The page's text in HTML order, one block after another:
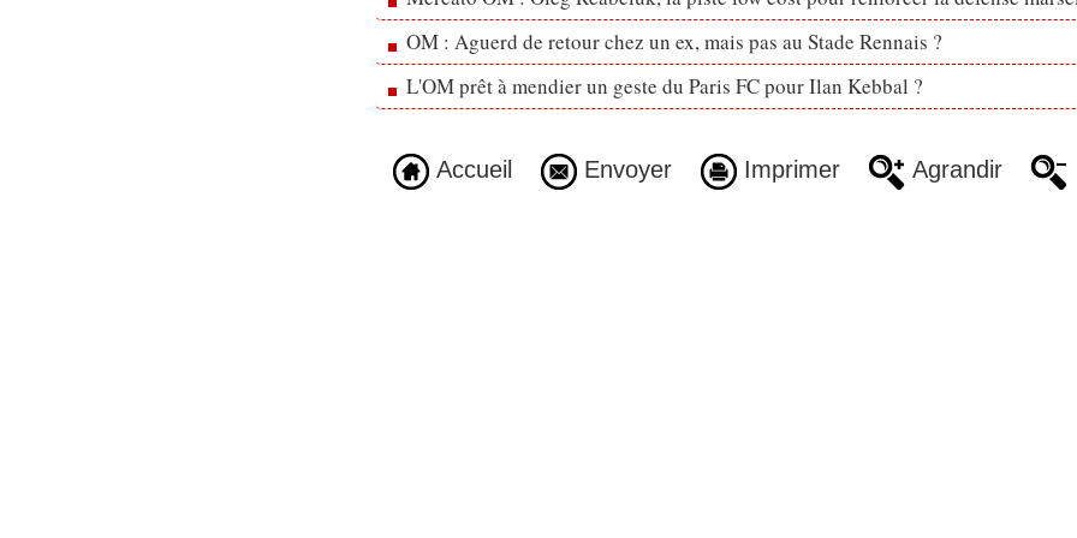
OM : Aguerd de retour chez un ex, mais pas au Stade Rennais ?
L'OM prêt à mendier un geste du Paris FC pour Ilan Kebbal ?
Accueil Envoyer Imprimer Agrandir